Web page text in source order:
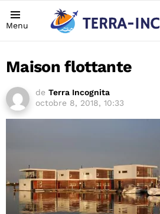
Menu
Maison flottante
de Terra Incognita
octobre 8, 2018, 10:33